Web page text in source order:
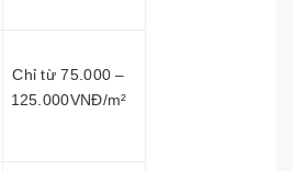
Chỉ từ 75.000 –
125.000VNĐ/m²